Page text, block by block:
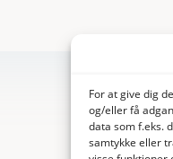
For at give dig
og/eller få
data som f.eks.
samtykke eller